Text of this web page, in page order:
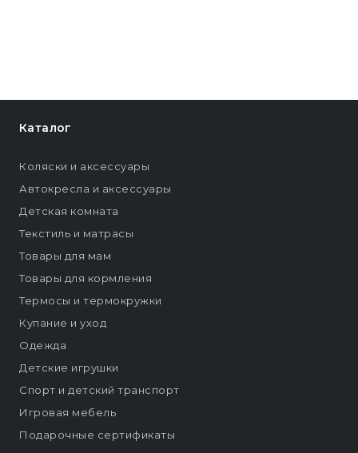
Каталог
Коляски и аксессуары
Автокресла и аксессуары
Детская комната
Текстиль и матрасы
Товары для мам
Товары для кормления
Термосы и термокружки
Купание и уход
Одежда
Детские игрушки
Спорт и детский транспорт
Игровая мебель
Подарочные сертификаты